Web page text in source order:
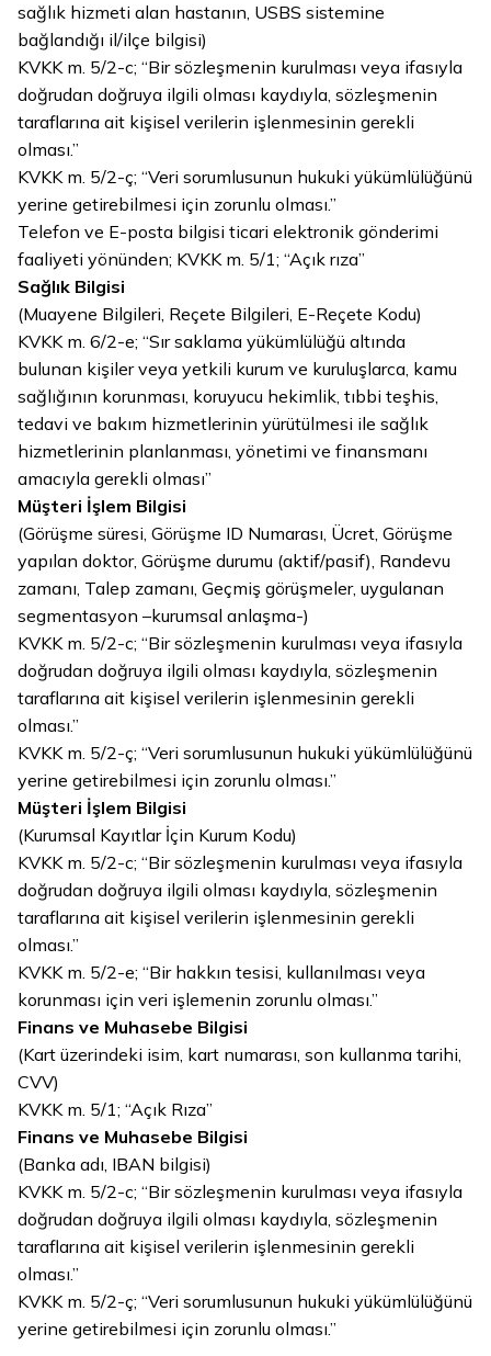
sağlık hizmeti alan hastanın, USBS sistemine
bağlandığı il/ilçe bilgisi)
KVKK m. 5/2-c; “Bir sözleşmenin kurulması veya ifasıyla
doğrudan doğruya ilgili olması kaydıyla, sözleşmenin
taraflarına ait kişisel verilerin işlenmesinin gerekli
olması.”
KVKK m. 5/2-ç; “Veri sorumlusunun hukuki yükümlülüğünü
yerine getirebilmesi için zorunlu olması.”
Telefon ve E-posta bilgisi ticari elektronik gönderimi
faaliyeti yönünden; KVKK m. 5/1; “Açık rıza”
Sağlık Bilgisi
(Muayene Bilgileri, Reçete Bilgileri, E-Reçete Kodu)
KVKK m. 6/2-e; “Sır saklama yükümlülüğü altında
bulunan kişiler veya yetkili kurum ve kuruluşlarca, kamu
sağlığının korunması, koruyucu hekimlik, tıbbi teşhis,
tedavi ve bakım hizmetlerinin yürütülmesi ile sağlık
hizmetlerinin planlanması, yönetimi ve finansmanı
amacıyla gerekli olması”
Müşteri İşlem Bilgisi
(Görüşme süresi, Görüşme ID Numarası, Ücret, Görüşme
yapılan doktor, Görüşme durumu (aktif/pasif), Randevu
zamanı, Talep zamanı, Geçmiş görüşmeler, uygulanan
segmentasyon –kurumsal anlaşma-)
KVKK m. 5/2-c; “Bir sözleşmenin kurulması veya ifasıyla
doğrudan doğruya ilgili olması kaydıyla, sözleşmenin
taraflarına ait kişisel verilerin işlenmesinin gerekli
olması.”
KVKK m. 5/2-ç; “Veri sorumlusunun hukuki yükümlülüğünü
yerine getirebilmesi için zorunlu olması.”
Müşteri İşlem Bilgisi
(Kurumsal Kayıtlar İçin Kurum Kodu)
KVKK m. 5/2-c; “Bir sözleşmenin kurulması veya ifasıyla
doğrudan doğruya ilgili olması kaydıyla, sözleşmenin
taraflarına ait kişisel verilerin işlenmesinin gerekli
olması.”
KVKK m. 5/2-e; “Bir hakkın tesisi, kullanılması veya
korunması için veri işlemenin zorunlu olması.”
Finans ve Muhasebe Bilgisi
(Kart üzerindeki isim, kart numarası, son kullanma tarihi,
CVV)
KVKK m. 5/1; “Açık Rıza”
Finans ve Muhasebe Bilgisi
(Banka adı, IBAN bilgisi)
KVKK m. 5/2-c; “Bir sözleşmenin kurulması veya ifasıyla
doğrudan doğruya ilgili olması kaydıyla, sözleşmenin
taraflarına ait kişisel verilerin işlenmesinin gerekli
olması.”
KVKK m. 5/2-ç; “Veri sorumlusunun hukuki yükümlülüğünü
yerine getirebilmesi için zorunlu olması.”